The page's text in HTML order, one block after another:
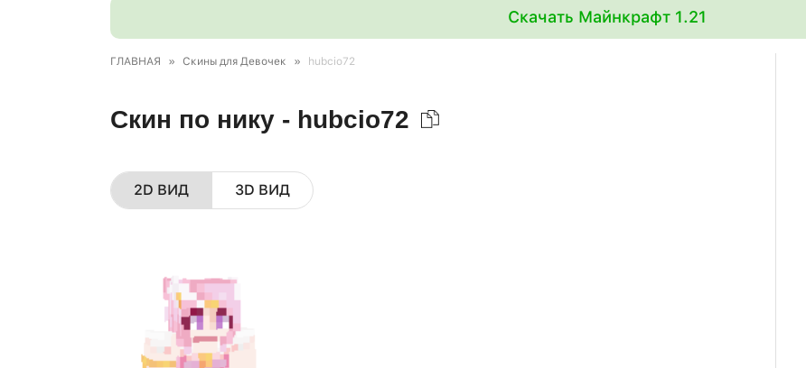
Скачать Майнкрафт 1.21
ГЛАВНАЯ » Скины для Девочек » hubcio72
Скин по нику - hubcio72
2D ВИД 3D ВИД